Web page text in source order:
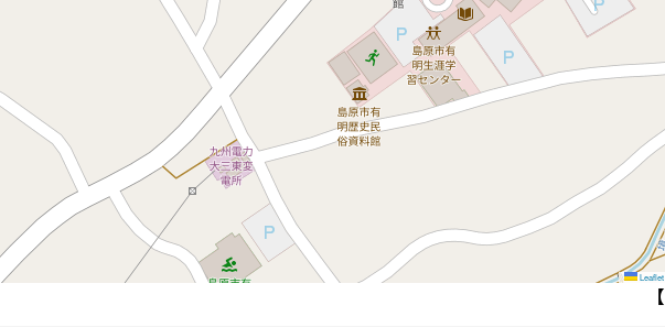
Leaflet
【